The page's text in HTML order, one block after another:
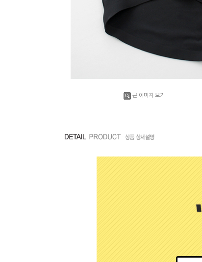
큰 이미지 보기